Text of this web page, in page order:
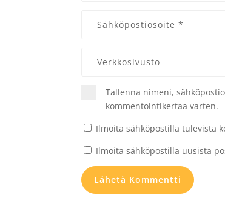
Tallenna nimeni,
kommentointikertaa varten.
Ilmoita sähköpostilla tulevista
Ilmoita sähköpostilla uusista